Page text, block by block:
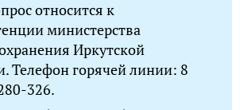
относится к
министерства
Иркутской
Телефон горячей линии: 8
326.